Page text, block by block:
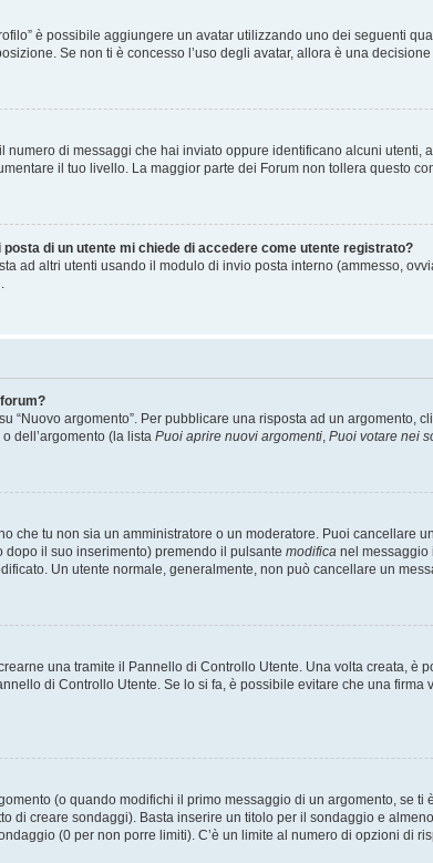
è possibile aggiungere un avatar utilizzando uno dei seguenti
Se non ti è concesso l’uso degli avatar, allora è una
numero di messaggi che hai inviato oppure identificano alcuni
il tuo livello. La maggior parte dei Forum non tollera questo
di un utente mi chiede di accedere come utente registrato?
ad altri utenti usando il modulo di invio posta interno (ammesso,
“Nuovo argomento”. Per pubblicare una risposta ad un
dell’argomento (la lista Puoi aprire nuovi argomenti, Puoi votare nei
che tu non sia un amministratore o un moderatore. Puoi
il suo inserimento) premendo il pulsante modifica nel messaggio
Un utente normale, generalmente, non può cancellare un
una tramite il Pannello di Controllo Utente. Una volta creata, è
di Controllo Utente. Se lo si fa, è possibile evitare che una
(o quando modifichi il primo messaggio di un argomento, se
di creare sondaggi). Basta inserire un titolo per il sondaggio e
(0 per non porre limiti). C’è un limite al numero di opzioni di